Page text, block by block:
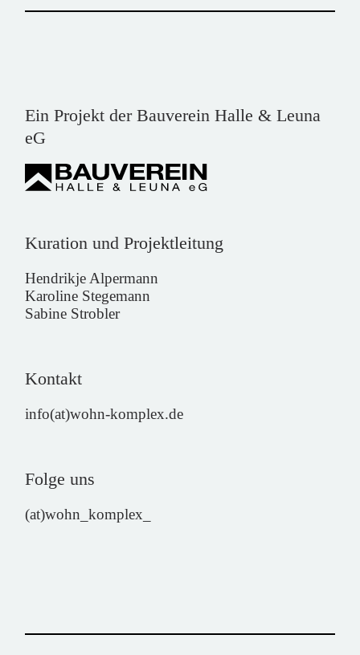
Ein Projekt der Bauverein Halle & Leuna
eG
Kuration und Projektleitung
Hendrikje Alpermann
Karoline Stegemann
Sabine Strobler
Kontakt
info(at)wohn-komplex.de
Folge uns
(at)wohn_komplex_